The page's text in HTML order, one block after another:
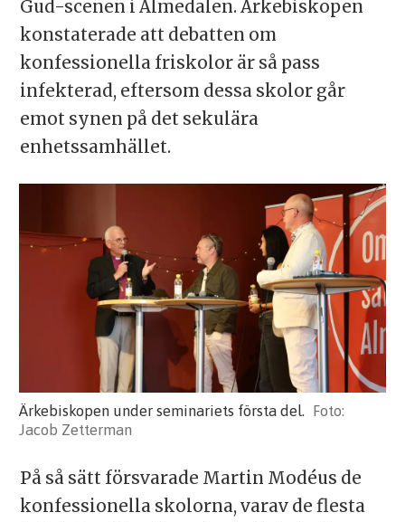
Gud-scenen i Almedalen. Ärkebiskopen
konstaterade att debatten om
konfessionella friskolor är så pass
infekterad, eftersom dessa skolor går
emot synen på det sekulära
enhetssamhället.
Ärkebiskopen under seminariets första del.
Jacob Zetterman
På så sätt försvarade Martin Modéus de
konfessionella skolorna, varav de flesta